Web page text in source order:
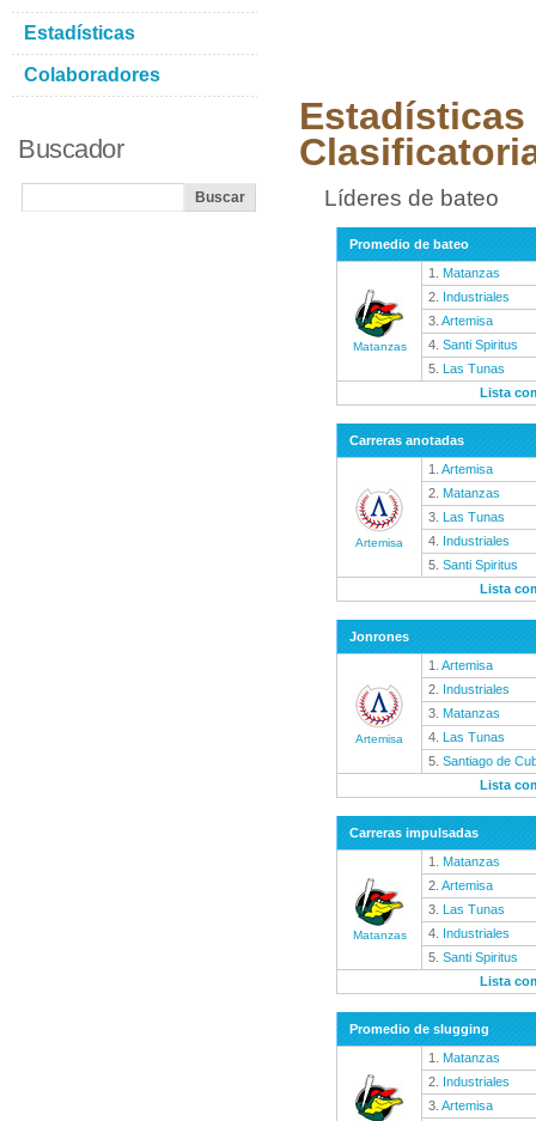
Líderes de bateo
Promedio de bateo
Matanzas
1. Matanzas
2. Industriales
3. Artemisa
4. Santi Spiritus
5. Las Tunas
Lista
Carreras anotadas
Artemisa
1. Artemisa
2. Matanzas
3. Las Tunas
4. Industriales
5. Santi Spiritus
Lista
Jonrones
Artemisa
1. Artemisa
2. Industriales
3. Matanzas
4. Las Tunas
5. Santiago de
Lista
Carreras impulsadas
Matanzas
1. Matanzas
2. Artemisa
3. Las Tunas
4. Industriales
5. Santi Spiritus
Lista
Promedio de slugging
1. Matanzas
2. Industriales
3. Artemisa
Estadísticas
Colaboradores
Buscador